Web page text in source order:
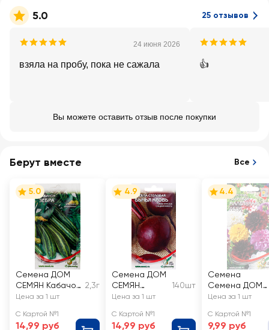
5.0 25 отзывов
24 июня 2026
взяла на пробу, пока не сажала 👍
Вы можете оставить отзыв после покупки
Берут вместе Все
5.0
Семена ДОМ
СЕМЯН Кабачок
Зебра
2,3г
Цена за 1 шт
С Картой №1
14,99 руб
4.9
Семена ДОМ
СЕМЯН
Свекла Бычья
140шт
Цена за 1 шт
С Картой №1
14,99 руб
4.4
Семена
Семена ДОМ
СЕМЯН
Маленькая
Цена за 1 шт
С Картой №1
9,99 руб